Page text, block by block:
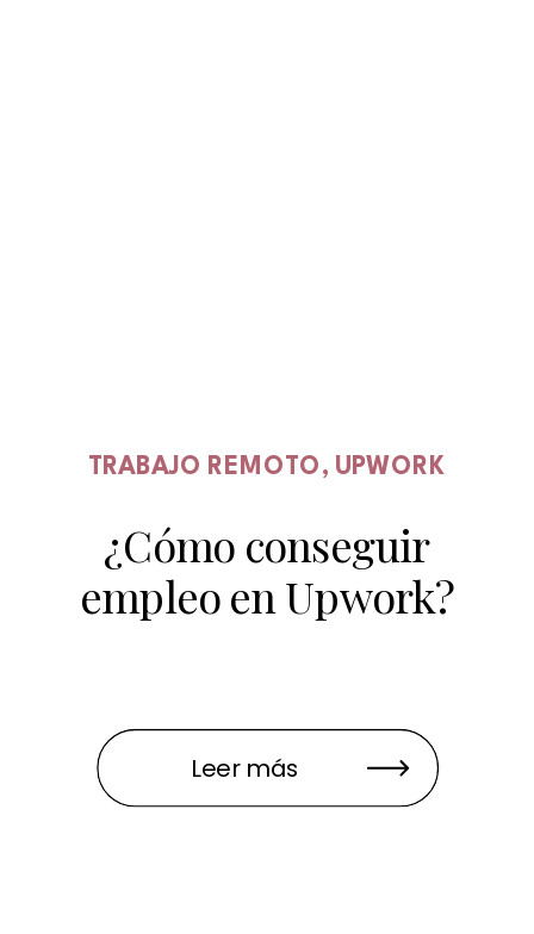
¿Cómo conseguir
empleo en Upwork?
TRABAJO REMOTO, UPWORK
Leer más